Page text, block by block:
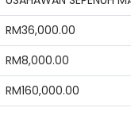
RM36,000.00
RM8,000.00
RM160,000.00